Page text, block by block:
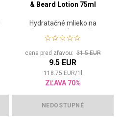
& Beard Lotion 75ml
Hydratačné mlieko na
kontrolu a skrotenie
nepoddajných fúzov
cena pred zľavou:31.5 EUR
9.5 EUR
118.75 EUR/1
ZĽAVA 70%
NEDOSTUPNÉ